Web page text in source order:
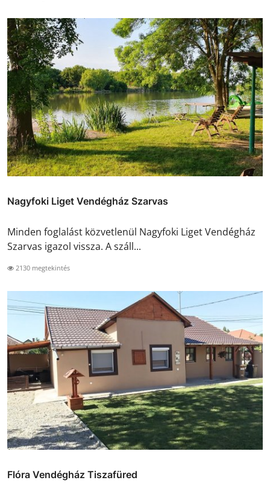
Nagyfoki Liget Vendégház Szarvas
Minden foglalást közvetlenül Nagyfoki Liget Vendégház
Szarvas igazol vissza. A száll...
2130 megtekintés
Flóra Vendégház Tiszafüred